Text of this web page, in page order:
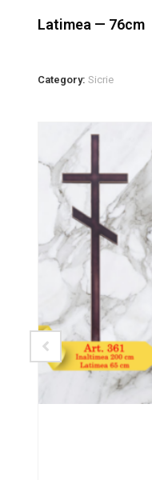
Latimea — 76cm
Category:Sicrie